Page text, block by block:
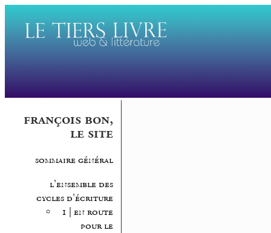
françois bon,
le site
sommaire général
l’ensemble des
cycles d’écriture
1 | en route
pour le